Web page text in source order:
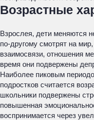
Возрастные
Взрослея, дети меняются
по-другому смотрят на
взаимосвязи, отношения
время они подвержены
Наиболее пиковым
подростков считается
школьники подвержены
повышенная
воспринимается через